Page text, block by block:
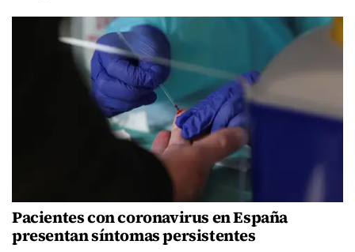
Pacientes con coronavirus en España
presentan síntomas persistentes